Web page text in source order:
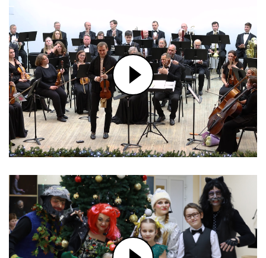
КАМЕРНЫЙ КОНЦЕРТ "PARLAMI
D'AMORE". ФРАГМЕНТ